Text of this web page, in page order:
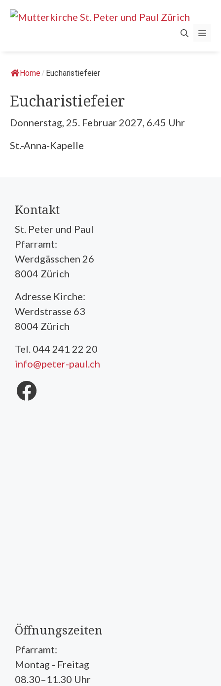
Springe
Home/ Eucharistiefeier
Eucharistiefeier
Donnerstag, 25. Februar 2027, 6.45 Uhr
St.-Anna-Kapelle
Kontakt
St. Peter und Paul
Pfarramt:
Werdgässchen 26
8004 Zürich
Adresse Kirche:
Werdstrasse 63
8004 Zürich
Tel. 044 241 22 20
info@peter-paul.ch
Facebook
Öffnungszeiten
Pfarramt:
Montag - Freitag
08.30–11.30 Uhr